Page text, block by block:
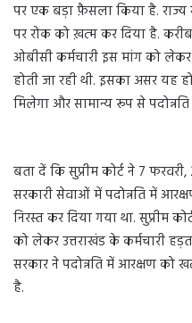
पर एक बड़ा फ़ैसला किया है. राज्य
पर रोक को ख़त्म कर दिया है.
ओबीसी कर्मचारी इस मांग को
होती जा रही थी. इसका असर यह
मिलेगा और सामान्य रूप से
बता दें कि सुप्रीम कोर्ट ने 7
सरकारी सेवाओं में पदोन्नति में
निरस्त कर दिया गया था. सुप्रीम
को लेकर उत्तराखंड के कर्मचारी
सरकार ने पदोन्नति में आरक्षण को
है.